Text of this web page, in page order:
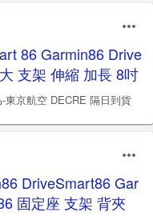
86 Garmin86 Drive
支架 伸縮 加長 8吋
東京航空 DECRE 隔日到貨
DriveSmart86 Gar
固定座 支架 背夾